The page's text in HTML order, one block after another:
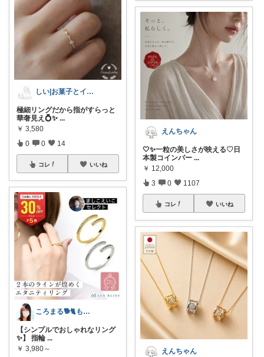
しい|お菓子とインテリア好きな30代ママ
極細リングだから指がすらっと
華奢見え💍✨ ...
￥ 3,580
0 0 14
コレ いいね
ころまる🐕🐈もふもふ愛好家💓
【シンプルでおしゃれなリング
✨】 指輪 ...
￥ 3,980～
えんちゃん
🤍✨一粒の美しさが映える♡日
本製コインパー ...
￥ 12,000
3 0 1107
コレ いいね
えんちゃん